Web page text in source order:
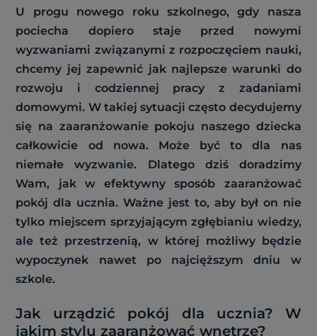
U progu nowego roku szkolnego, gdy nasza
pociecha dopiero staje przed nowymi
wyzwaniami związanymi z rozpoczęciem nauki,
chcemy jej zapewnić jak najlepsze warunki do
rozwoju i codziennej pracy z zadaniami
domowymi. W takiej sytuacji często decydujemy
się na zaaranżowanie pokoju naszego dziecka
całkowicie od nowa. Może być to dla nas
niemałe wyzwanie. Dlatego dziś doradzimy
Wam, jak w efektywny sposób zaaranżować
pokój dla ucznia. Ważne jest to, aby był on nie
tylko miejscem sprzyjającym zgłębianiu wiedzy,
ale też przestrzenią, w której możliwy będzie
wypoczynek nawet po najcięższym dniu w
szkole.
Jak urządzić pokój dla ucznia? W
jakim stylu zaaranżować wnętrze?